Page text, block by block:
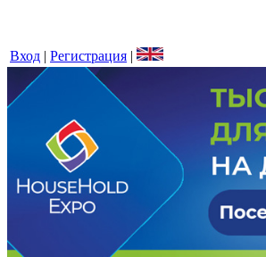
Вход | Регистрация |